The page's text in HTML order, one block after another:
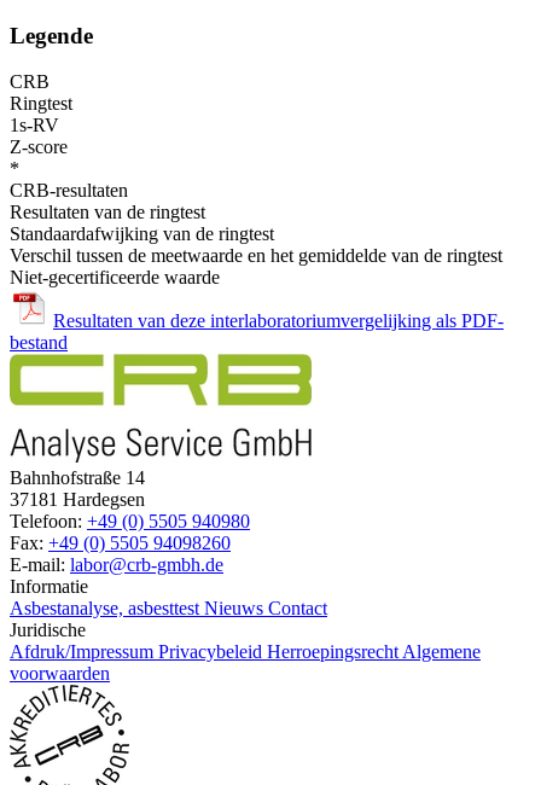
Legende
CRB
Ringtest
1s-RV
Z-score
*
CRB-resultaten
Resultaten van de ringtest
Standaardafwijking van de ringtest
Verschil tussen de meetwaarde en het gemiddelde van de ringtest
Niet-gecertificeerde waarde
Resultaten van deze interlaboratoriumvergelijking als PDF-
bestand
Bahnhofstraße 14
37181 Hardegsen
Telefoon: +49 (0) 5505 940980
Fax: +49 (0) 5505 94098260
E-mail: labor@crb-gmbh.de
Informatie
Asbestanalyse, asbesttest Nieuws Contact
Juridische
Afdruk/Impressum Privacybeleid Herroepingsrecht Algemene
voorwaarden